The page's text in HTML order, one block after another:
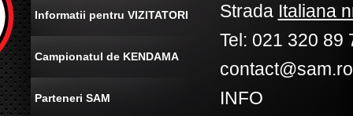
Informatii pentru VIZITATORI
Campionatul de KENDAMA
Parteneri SAM
Strada Italiana
Tel: 021 320 89
contact@sam.ro
INFO